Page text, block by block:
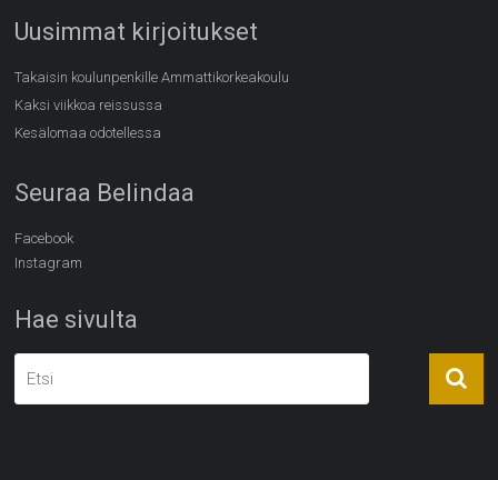
Uusimmat kirjoitukset
Takaisin koulunpenkille Ammattikorkeakoulu
Kaksi viikkoa reissussa
Kesälomaa odotellessa
Seuraa Belindaa
Facebook
Instagram
Hae sivulta